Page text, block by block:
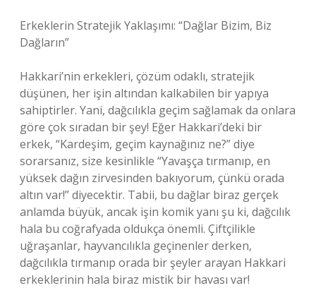
Erkeklerin Stratejik Yaklaşımı: “Dağlar Bizim, Biz
Dağların”
Hakkari’nin erkekleri, çözüm odaklı, stratejik
düşünen, her işin altından kalkabilen bir yapıya
sahiptirler. Yani, dağcılıkla geçim sağlamak da onlara
göre çok sıradan bir şey! Eğer Hakkari’deki bir
erkek, “Kardeşim, geçim kaynağınız ne?” diye
sorarsanız, size kesinlikle “Yavaşça tırmanıp, en
yüksek dağın zirvesinden bakıyorum, çünkü orada
altın var!” diyecektir. Tabii, bu dağlar biraz gerçek
anlamda büyük, ancak işin komik yanı şu ki, dağcılık
hala bu coğrafyada oldukça önemli. Çiftçilikle
uğraşanlar, hayvancılıkla geçinenler derken,
dağcılıkla tırmanıp orada bir şeyler arayan Hakkari
erkeklerinin hala biraz mistik bir havası var!